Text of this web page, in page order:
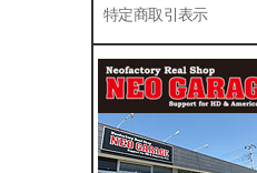
特定商取引表示